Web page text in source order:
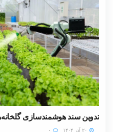
تدوین سند هوشمندسازی